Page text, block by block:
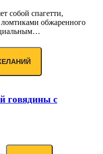
собой спагетти,
обжаренного
говядины с